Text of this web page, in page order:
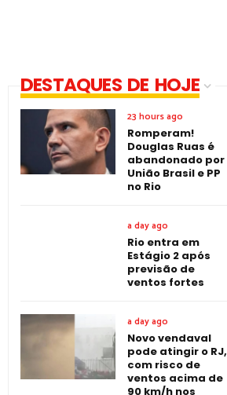
DESTAQUES DE HOJE
23 hours ago
Romperam!
Douglas Ruas é
abandonado por
União Brasil e PP
no Rio
a day ago
Rio entra em
Estágio 2 após
previsão de
ventos fortes
a day ago
Novo vendaval
pode atingir o RJ,
com risco de
ventos acima de
90 km/h nos